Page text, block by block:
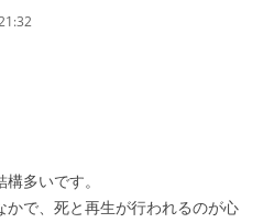
多いです。
かで、死と再生が行われるのが心